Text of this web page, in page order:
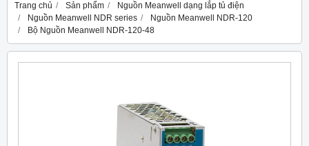
Trang chủ Sản phẩm
Nguồn Meanwell dạng lắp tủ điện
Nguồn Meanwell NDR series
Nguồn Meanwell NDR-120
Bộ Nguồn Meanwell NDR-120-48